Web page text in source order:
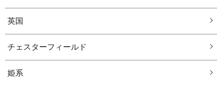
英国
チェスターフィールド
姫系